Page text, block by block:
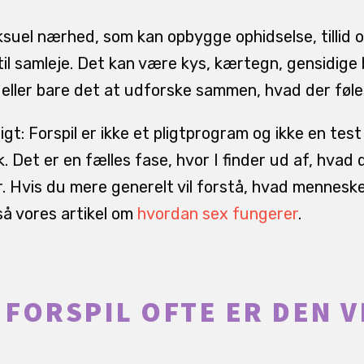
nærhed, som kan opbygge ophidselse, tillid
samleje. Det kan være kys, kærtegn, gensidige
bare det at udforske sammen, hvad der
Forspil er ikke et pligtprogram og ikke en test
Det er en fælles fase, hvor I finder ud af, hvad
Hvis du mere generelt vil forstå, hvad
vores artikel om hvordan sex fungerer.
OFTE ER DEN